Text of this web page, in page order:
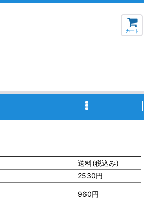
カート
送料(税込み)
2530円
960円